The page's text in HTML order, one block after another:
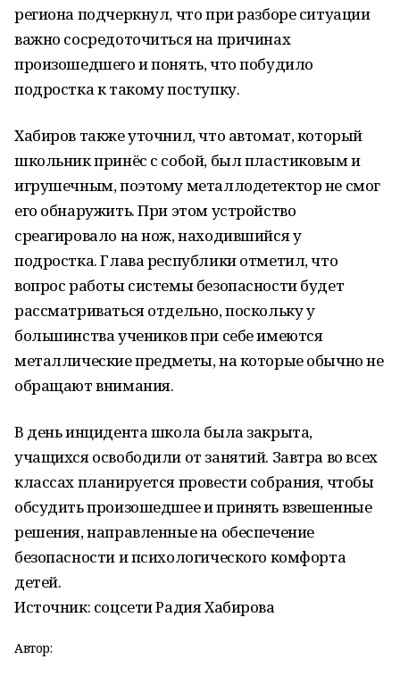
региона подчеркнул, что при разборе ситуации
важно сосредоточиться на причинах
произошедшего и понять, что побудило
подростка к такому поступку.
Хабиров также уточнил, что автомат, который
школьник принёс с собой, был пластиковым и
игрушечным, поэтому металлодетектор не смог
его обнаружить. При этом устройство
среагировало на нож, находившийся у
подростка. Глава республики отметил, что
вопрос работы системы безопасности будет
рассматриваться отдельно, поскольку у
большинства учеников при себе имеются
металлические предметы, на которые обычно не
обращают внимания.
В день инцидента школа была закрыта,
учащихся освободили от занятий. Завтра во всех
классах планируется провести собрания, чтобы
обсудить произошедшее и принять взвешенные
решения, направленные на обеспечение
безопасности и психологического комфорта
детей.
Источник: соцсети Радия Хабирова
Автор: